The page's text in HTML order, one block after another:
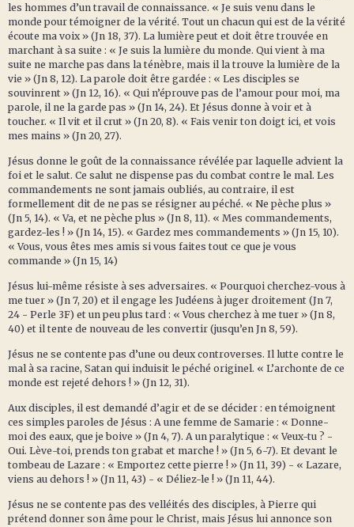
les hommes d’un travail de connaissance. « Je suis venu dans le
monde pour témoigner de la vérité. Tout un chacun qui est de la vérité
écoute ma voix » (Jn 18, 37). La lumière peut et doit être trouvée en
marchant à sa suite : « Je suis la lumière du monde. Qui vient à ma
suite ne marche pas dans la ténèbre, mais il la trouve la lumière de la
vie » (Jn 8, 12). La parole doit être gardée : « Les disciples se
souvinrent » (Jn 12, 16). « Qui n’éprouve pas de l’amour pour moi, ma
parole, il ne la garde pas » (Jn 14, 24). Et Jésus donne à voir et à
toucher. « Il vit et il crut » (Jn 20, 8). « Fais venir ton doigt ici, et vois
mes mains » (Jn 20, 27).
Jésus donne le goût de la connaissance révélée par laquelle advient la
foi et le salut. Ce salut ne dispense pas du combat contre le mal. Les
commandements ne sont jamais oubliés, au contraire, il est
formellement dit de ne pas se résigner au péché. « Ne pèche plus »
(Jn 5, 14). « Va, et ne pèche plus » (Jn 8, 11). « Mes commandements,
gardez-les ! » (Jn 14, 15). « Gardez mes commandements » (Jn 15, 10).
« Vous, vous êtes mes amis si vous faites tout ce que je vous
commande » (Jn 15, 14)
Jésus lui-même résiste à ses adversaires. « Pourquoi cherchez-vous à
me tuer » (Jn 7, 20) et il engage les Judéens à juger droitement (Jn 7,
24 - Perle 3F) et un peu plus tard : « Vous cherchez à me tuer » (Jn 8,
40) et il tente de nouveau de les convertir (jusqu’en Jn 8, 59).
Jésus ne se contente pas d’une ou deux controverses. Il lutte contre le
mal à sa racine, Satan qui induisit le péché originel. « L’archonte de ce
monde est rejeté dehors ! » (Jn 12, 31).
Aux disciples, il est demandé d’agir et de se décider : en témoignent
ces simples paroles de Jésus : A une femme de Samarie : « Donne-
moi des eaux, que je boive » (Jn 4, 7). A un paralytique : « Veux-tu ? -
Oui. Lève-toi, prends ton grabat et marche ! » (Jn 5, 6-7). Et devant le
tombeau de Lazare : « Emportez cette pierre ! » (Jn 11, 39) - « Lazare,
viens au dehors ! » (Jn 11, 43) - « Déliez-le ! » (Jn 11, 44).
Jésus ne se contente pas des velléités des disciples, à Pierre qui
prétend donner son âme pour le Christ, mais Jésus lui annonce son